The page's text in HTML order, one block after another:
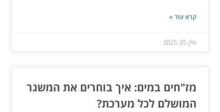
קרא עוד »
אוק 05, 2025
מז"חים במים: איך בוחרים את המשגר
המושלם לכל מערכת?